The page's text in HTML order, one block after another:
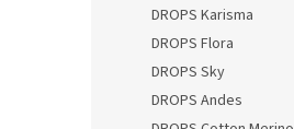
DROPS Karisma
DROPS Flora
DROPS Sky
DROPS Andes